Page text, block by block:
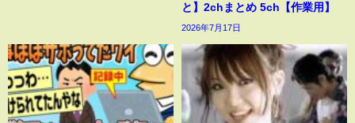
と】2chまとめ 5ch【作業用】
2026年7月17日